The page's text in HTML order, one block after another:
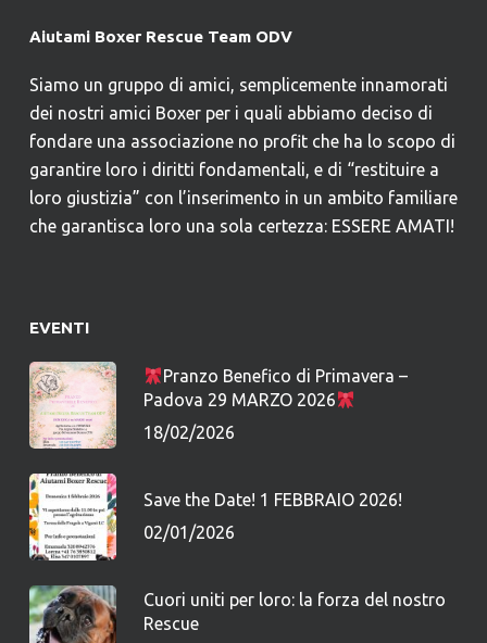
Aiutami Boxer Rescue Team ODV
Siamo un gruppo di amici, semplicemente innamorati
dei nostri amici Boxer per i quali abbiamo deciso di
fondare una associazione no profit che ha lo scopo di
garantire loro i diritti fondamentali, e di “restituire a
loro giustizia” con l’inserimento in un ambito familiare
che garantisca loro una sola certezza: ESSERE AMATI!
EVENTI
Pranzo Benefico di Primavera –
Padova 29 MARZO 2026
18/02/2026
Save the Date! 1 FEBBRAIO 2026!
02/01/2026
Cuori uniti per loro: la forza del nostro
Rescue